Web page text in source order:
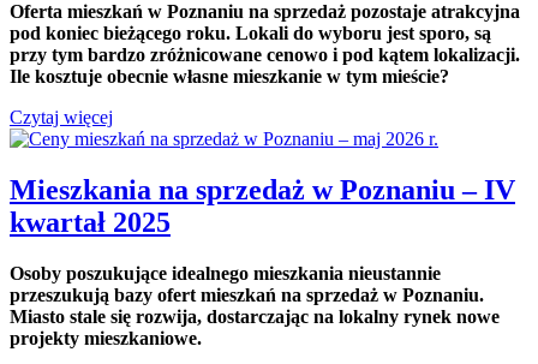
Oferta mieszkań w Poznaniu na sprzedaż pozostaje atrakcyjna
pod koniec bieżącego roku. Lokali do wyboru jest sporo, są
przy tym bardzo zróżnicowane cenowo i pod kątem lokalizacji.
Ile kosztuje obecnie własne mieszkanie w tym mieście?
Czytaj więcej
Mieszkania na sprzedaż w Poznaniu – IV
kwartał 2025
Osoby poszukujące idealnego mieszkania nieustannie
przeszukują bazy ofert mieszkań na sprzedaż w Poznaniu.
Miasto stale się rozwija, dostarczając na lokalny rynek nowe
projekty mieszkaniowe.